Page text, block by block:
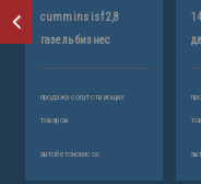
cummins isf 2,8
газель бизнес
продажа сопутствующих
товаров
автобетононасос